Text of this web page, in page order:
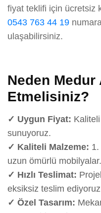
fiyat teklifi için ücretsiz
0543 763 44 19
ulaşabilirsiniz.
Neden Medur
Etmelisiniz?
✓ Uygun Fiyat:
sunuyoruz.
✓ Kaliteli Malzeme: 1.
uzun ömürlü mobilyalar.
✓ Hızlı Teslimat:
eksiksiz teslim
✓ Özel Tasarım: